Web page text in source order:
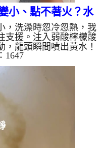
小、點不著火？水
年鐵鏽
，洗澡時忽冷忽熱，我
支援。注入弱酸檸檬酸
龍頭瞬間噴出黃水！
力，熱水出水量終於恢
掃除」？ 單靠水壓帶
質顏色，反映了不同的
管線老化徵兆。 黑色
。 綠色（銅綠）： 銅
）： 細菌黏液滋生的
1647